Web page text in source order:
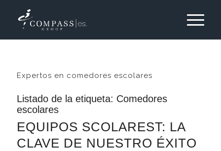
Expertos en comedores escolares
Listado de la etiqueta: Comedores
escolares
EQUIPOS SCOLAREST: LA
CLAVE DE NUESTRO ÉXITO